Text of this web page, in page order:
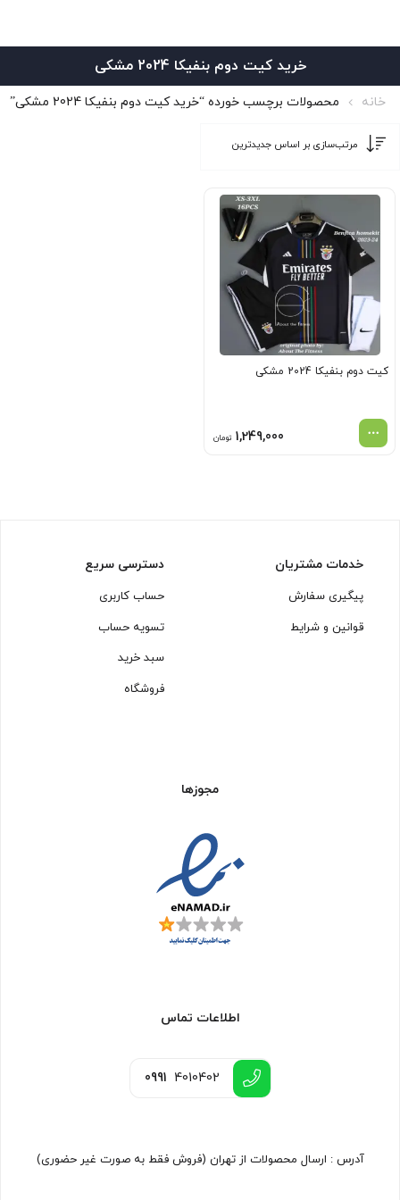
خرید کیت دوم بنفیکا 2024 مشکی
خانه محصولات برچسب خورده “خرید کیت دوم بنفیکا 2024 مشکی”
کیت دوم بنفیکا 2024 مشکی
1,249,000 تومان
خدمات مشتریان
پیگیری سفارش
قوانین و شرایط
دسترسی سریع
حساب کاربری
تسویه حساب
سبد خرید
فروشگاه
مجوزها
اطلاعات تماس
0991 4010402
آدرس : ارسال محصولات از تهران (فروش فقط به صورت غیر حضوری)